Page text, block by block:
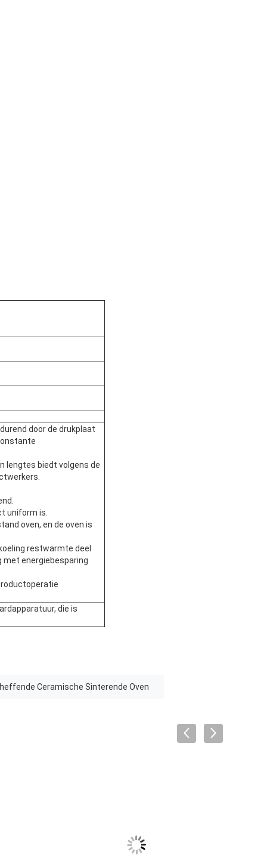
door de drukplaat
lengtes biedt volgens de
uniform is.
oven, en de oven is
restwarmte deel
met energiebesparing
die is
Ceramische Sinterende Oven